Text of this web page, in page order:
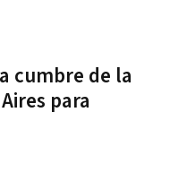
cumbre de la
para